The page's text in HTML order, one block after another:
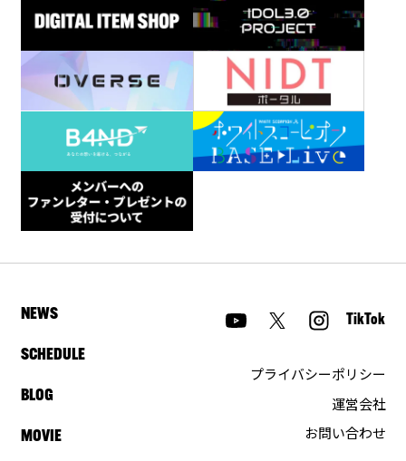
NEWS
SCHEDULE
BLOG
MOVIE
TikTok
プライバシーポリシー
運営会社
お問い合わせ